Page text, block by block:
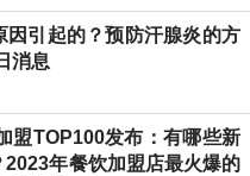
因引起的？预防汗腺炎的方
消息
盟TOP100发布：有哪些新
2023年餐饮加盟店最火爆的